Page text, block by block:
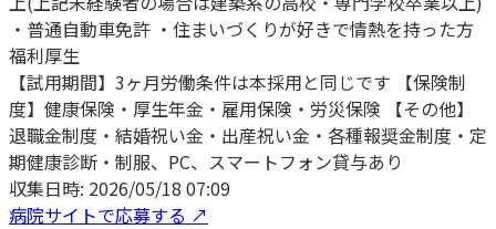
・普通自動車免許 ・住まいづくりが好きで情熱を持った方
福利厚生
【試用期間】3ヶ月労働条件は本採用と同じです 【保険制
度】健康保険・厚生年金・雇用保険・労災保険 【その他】
退職金制度・結婚祝い金・出産祝い金・各種報奨金制度・定
期健康診断・制服、PC、スマートフォン貸与あり
収集日時: 2026/05/18 07:09
病院サイトで応募する ↗